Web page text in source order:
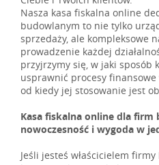
Nasza kasa fiskalna online
budowlanym to nie tylko
sprzedaży, ale kompleksowe
prowadzenie każdej
przyjrzymy się, w jaki sposób
usprawnić procesy
od kiedy jej stosowanie jest
Kasa fiskalna online dla
nowoczesność i wygoda w
Jeśli jesteś właścicielem